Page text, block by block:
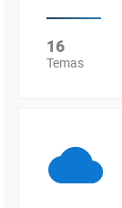
16
Temas